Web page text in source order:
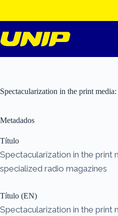
o
conteúdo
Spectacularization in the print
Metadados
Título
Spectacularization in the print
specialized radio magazines
Título (EN)
Spectacularization in the print